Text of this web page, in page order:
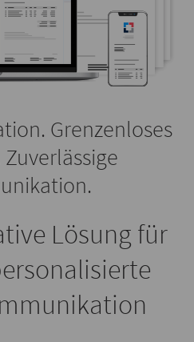
Grenzenloses
Lösung für